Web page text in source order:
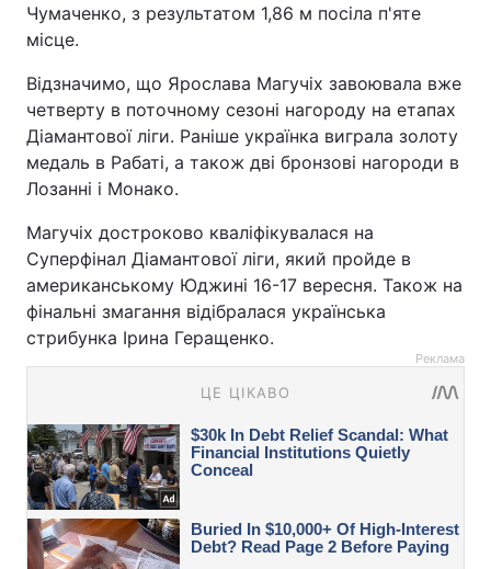
Чумаченко, з результатом 1,86 м посіла п'яте
місце.
Відзначимо, що Ярослава Магучіх завоювала вже
четверту в поточному сезоні нагороду на етапах
Діамантової ліги. Раніше українка виграла золоту
медаль в Рабаті, а також дві бронзові нагороди в
Лозанні і Монако.
Магучіх достроково кваліфікувалася на
Суперфінал Діамантової ліги, який пройде в
американському Юджині 16-17 вересня. Також на
фінальні змагання відібралася українська
стрибунка Ірина Геращенко.
Реклама